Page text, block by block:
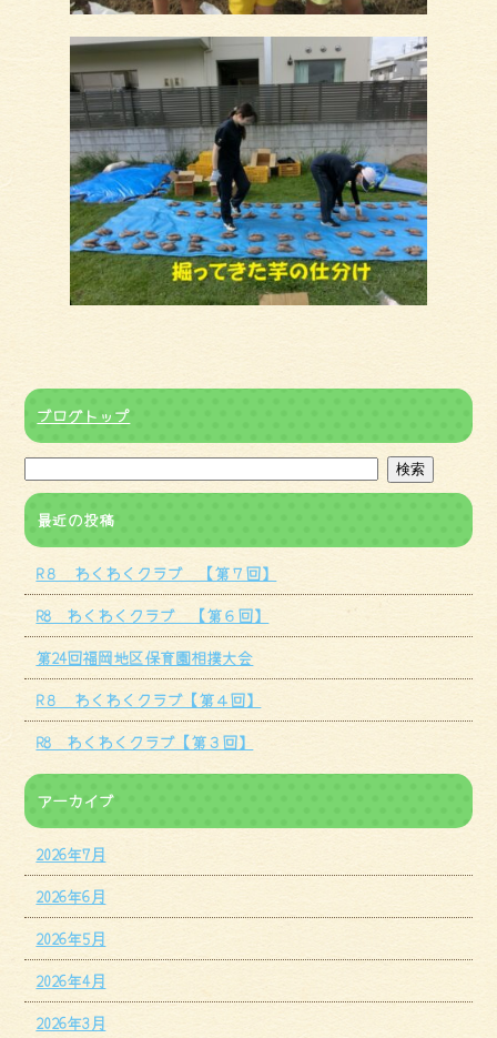
ブログトップ
最近の投稿
R８ わくわくクラブ 【第７回】
R8 わくわくクラブ 【第６回】
第24回福岡地区保育園相撲大会
R８ わくわくクラブ【第４回】
R8 わくわくクラブ【第３回】
アーカイブ
2026年7月
2026年6月
2026年5月
2026年4月
2026年3月